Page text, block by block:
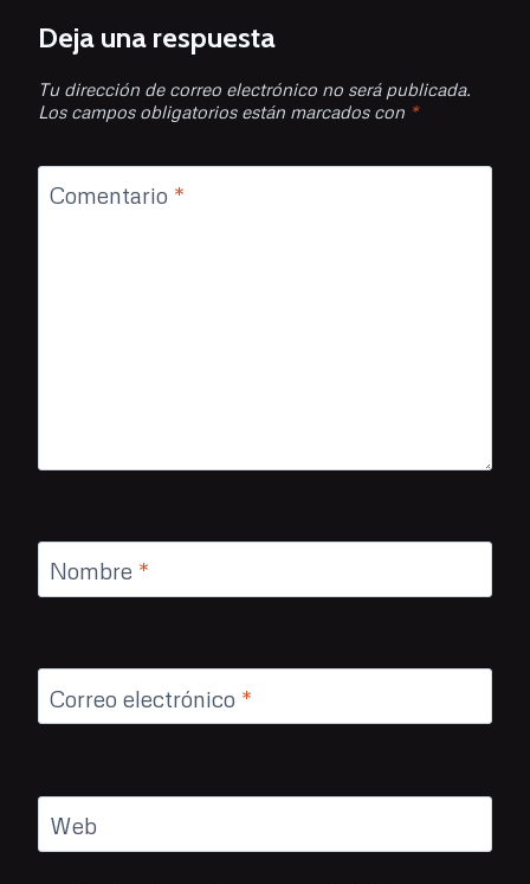
Deja una respuesta
Tu dirección de correo electrónico no será publicada.
Los campos obligatorios están marcados con *
Comentario *
Nombre *
Correo electrónico *
Web